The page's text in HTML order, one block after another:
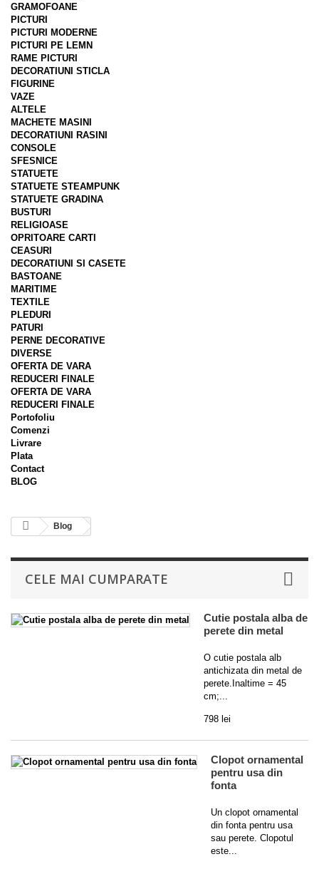
GRAMOFOANE
PICTURI
PICTURI MODERNE
PICTURI PE LEMN
RAME PICTURI
DECORATIUNI STICLA
FIGURINE
VAZE
ALTELE
MACHETE MASINI
DECORATIUNI RASINI
CONSOLE
SFESNICE
STATUETE
STATUETE STEAMPUNK
STATUETE GRADINA
BUSTURI
RELIGIOASE
OPRITOARE CARTI
CEASURI
DECORATIUNI SI CASETE
BASTOANE
MARITIME
TEXTILE
PLEDURI
PATURI
PERNE DECORATIVE
DIVERSE
OFERTA DE VARA
REDUCERI FINALE
OFERTA DE VARA
REDUCERI FINALE
Portofoliu
Comenzi
Livrare
Plata
Contact
BLOG
Blog
CELE MAI CUMPARATE
Cutie postala alba de
perete din metal
O cutie postala alb
antichizata din metal de
perete.Inaltime = 45
cm;...
798 lei
Clopot ornamental
pentru usa din
fonta
Un clopot ornamental
din fonta pentru usa
sau perete. Clopotul
este...